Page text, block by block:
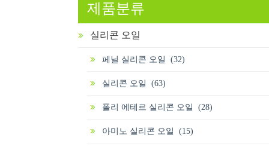
제품분류
실리콘 오일
페닐 실리콘 오일 (32)
실리콘 오일 (63)
폴리 에테르 실리콘 오일 (28)
아미노 실리콘 오일 (15)